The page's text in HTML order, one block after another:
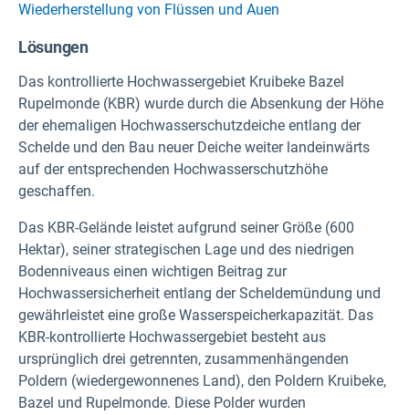
Wiederherstellung von Flüssen und Auen
Lösungen
Das kontrollierte Hochwassergebiet Kruibeke Bazel
Rupelmonde (KBR) wurde durch die Absenkung der Höhe
der ehemaligen Hochwasserschutzdeiche entlang der
Schelde und den Bau neuer Deiche weiter landeinwärts
auf der entsprechenden Hochwasserschutzhöhe
geschaffen.
Das KBR-Gelände leistet aufgrund seiner Größe (600
Hektar), seiner strategischen Lage und des niedrigen
Bodenniveaus einen wichtigen Beitrag zur
Hochwassersicherheit entlang der Scheldemündung und
gewährleistet eine große Wasserspeicherkapazität. Das
KBR-kontrollierte Hochwassergebiet besteht aus
ursprünglich drei getrennten, zusammenhängenden
Poldern (wiedergewonnenes Land), den Poldern Kruibeke,
Bazel und Rupelmonde. Diese Polder wurden